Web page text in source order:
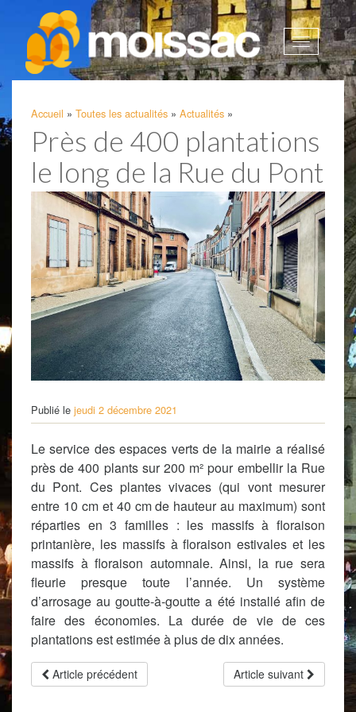
Afficher
la
Accueil » Toutes les actualités » Actualités »
Près de 400 plantations
le long de la Rue du Pont
Publié le jeudi 2 décembre 2021
Le service des espaces verts de la mairie a réalisé
près de 400 plants sur 200 m² pour embellir la Rue
du Pont. Ces plantes vivaces (qui vont mesurer
entre 10 cm et 40 cm de hauteur au maximum) sont
réparties en 3 familles : les massifs à floraison
printanière, les massifs à floraison estivales et les
massifs à floraison automnale. Ainsi, la rue sera
fleurie presque toute l’année. Un système
d’arrosage au goutte-à-goutte a été installé afin de
faire des économies. La durée de vie de ces
plantations est estimée à plus de dix années.
Article précédent Article suivant